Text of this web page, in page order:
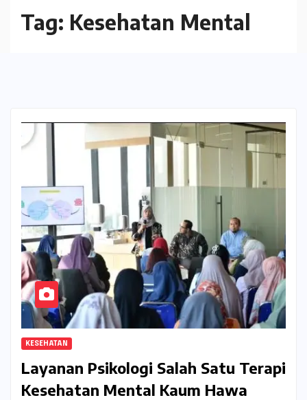
Tag: Kesehatan Mental
KESEHATAN
Layanan Psikologi Salah Satu Terapi
Kesehatan Mental Kaum Hawa